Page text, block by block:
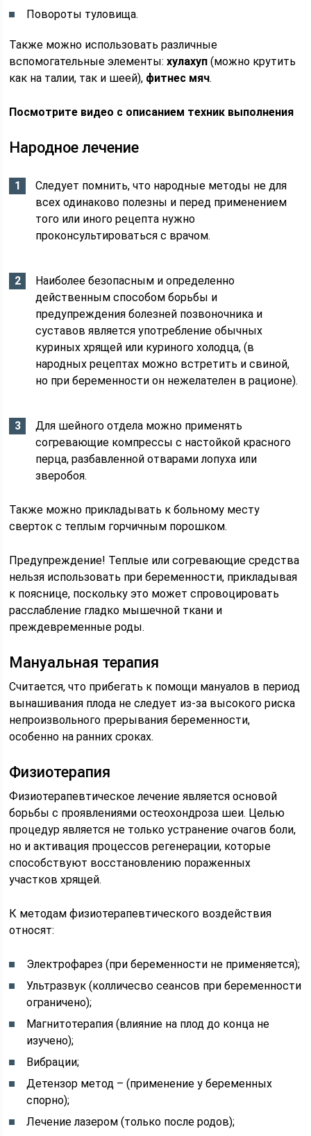
Повороты туловища.
Также можно использовать различные
вспомогательные элементы:хулахуп (можно крутить
как на талии, так и шеей), фитнес мяч.
Посмотрите видео с описанием техник выполнения
Народное лечение
Следует помнить, что народные методы не для
всех одинаково полезны и перед применением
того или иного рецепта нужно
проконсультироваться с врачом.
Наиболее безопасным и определенно
действенным способом борьбы и
предупреждения болезней позвоночника и
суставов является употребление обычных
куриных хрящей или куриного холодца, (в
народных рецептах можно встретить и свиной,
но при беременности он нежелателен в рационе).
Для шейного отдела можно применять
согревающие компрессы с настойкой красного
перца, разбавленной отварами лопуха или
зверобоя.
Также можно прикладывать к больному месту
сверток с теплым горчичным порошком.
Предупреждение! Теплые или согревающие средства
нельзя использовать при беременности, прикладывая
к пояснице, поскольку это может спровоцировать
расслабление гладко мышечной ткани и
преждевременные роды.
Мануальная терапия
Считается, что прибегать к помощи мануалов в период
вынашивания плода не следует из-за высокого риска
непроизвольного прерывания беременности,
особенно на ранних сроках.
Физиотерапия
Физиотерапевтическое лечение является основой
борьбы с проявлениями остеохондроза шеи. Целью
процедур является не только устранение очагов боли,
но и активация процессов регенерации, которые
способствуют восстановлению пораженных
участков хрящей.
К методам физиотерапевтического воздействия
относят:
Электрофарез (при беременности не применяется);
Ультразвук (колличесво сеансов при беременности
ограничено);
Магнитотерапия (влияние на плод до конца не
изучено);
Вибрации;
Детензор метод – (применение у беременных
спорно);
Лечение лазером (только после родов);